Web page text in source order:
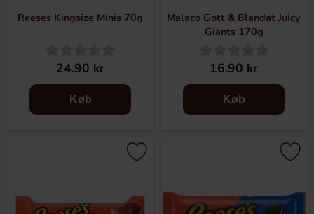
Reeses Kingsize Minis 70g
24.90 kr
Køb
Malaco Gott & Blandat Juicy
Giants 170g
16.90 kr
Køb